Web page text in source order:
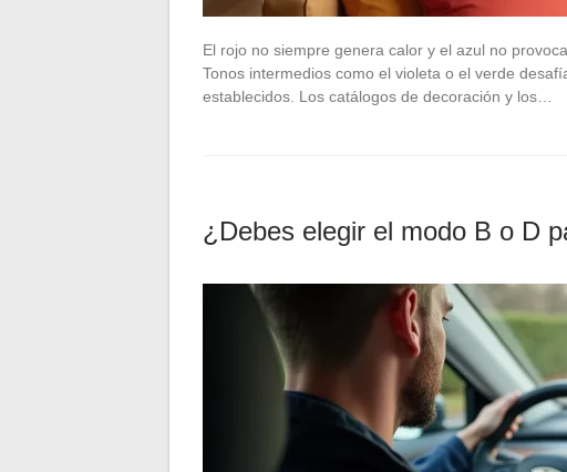
El rojo no siempre genera calor y el azul no
Tonos intermedios como el violeta o el verde
establecidos. Los catálogos de decoración y los…
¿Debes elegir el modo B o D